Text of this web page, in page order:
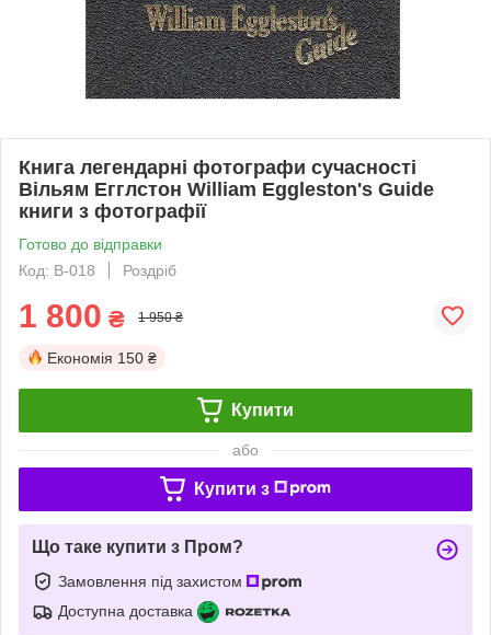
Книга легендарні фотографи сучасності
Вільям Егглстон William Eggleston's Guide
книги з фотографії
Готово до відправки
Код: B-018
Роздріб
1 800 ₴ 1 950 ₴
Економія 150 ₴
Купити
або
Купити з
Що таке купити з Пром?
Замовлення під захистом
Доступна доставка